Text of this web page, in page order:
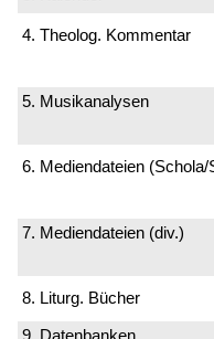
4. Theolog. Kommentar
5. Musikanalysen
6. Mediendateien (Schola/
7. Mediendateien (div.)
8. Liturg. Bücher
9. Datenbanken